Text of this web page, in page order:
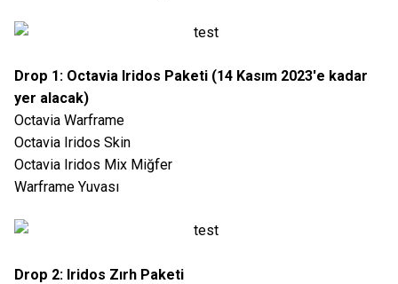
Drop 1: Octavia Iridos Paketi (14 Kasım 2023'e kadar
yer alacak)
Octavia Warframe
Octavia Iridos Skin
Octavia Iridos Mix Miğfer
Warframe Yuvası
Drop 2: Iridos Zırh Paketi